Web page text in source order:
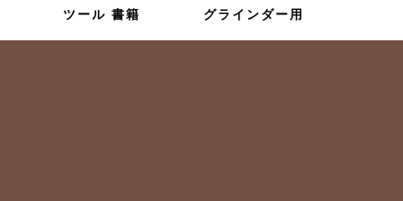
ツール 書籍 グラインダー用